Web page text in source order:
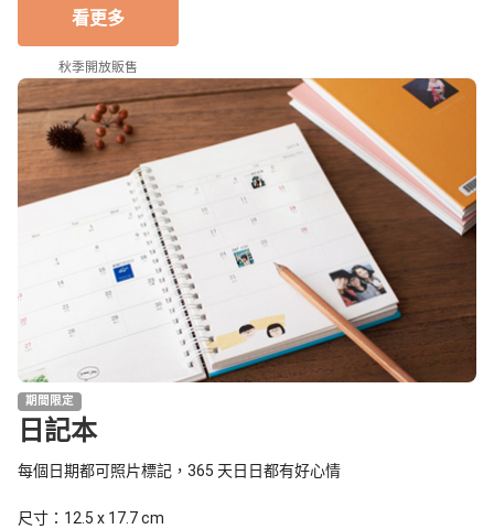
看更多
秋季開放販售
期間限定
日記本
每個日期都可照片標記，365 天日日都有好心情
尺寸：12.5 x 17.7 cm